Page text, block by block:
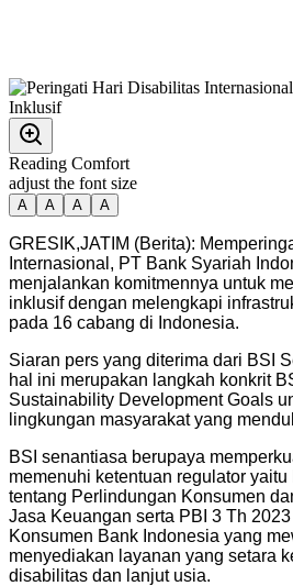
Reading Comfort
adjust the font size
A A A A
GRESIK,JATIM (Berita):
Internasional, PT Bank Syariah
menjalankan komitmennya untuk
inklusif dengan melengkapi
pada 16 cabang di Indonesia.
Siaran pers yang diterima dari BSI
hal ini merupakan langkah konkrit
Sustainability Development Goals
lingkungan masyarakat yang
BSI senantiasa berupaya
memenuhi ketentuan regulator yaitu
tentang Perlindungan Konsumen
Jasa Keuangan serta PBI 3 Th
Konsumen Bank Indonesia yang
menyediakan layanan yang setara
disabilitas dan lanjut usia.